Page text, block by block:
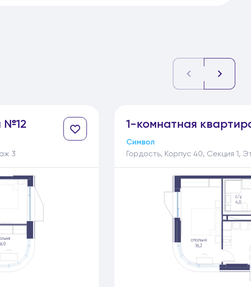
№12
3
1-комнатная
Символ
Гордость, Корпус 40, Секция 1,